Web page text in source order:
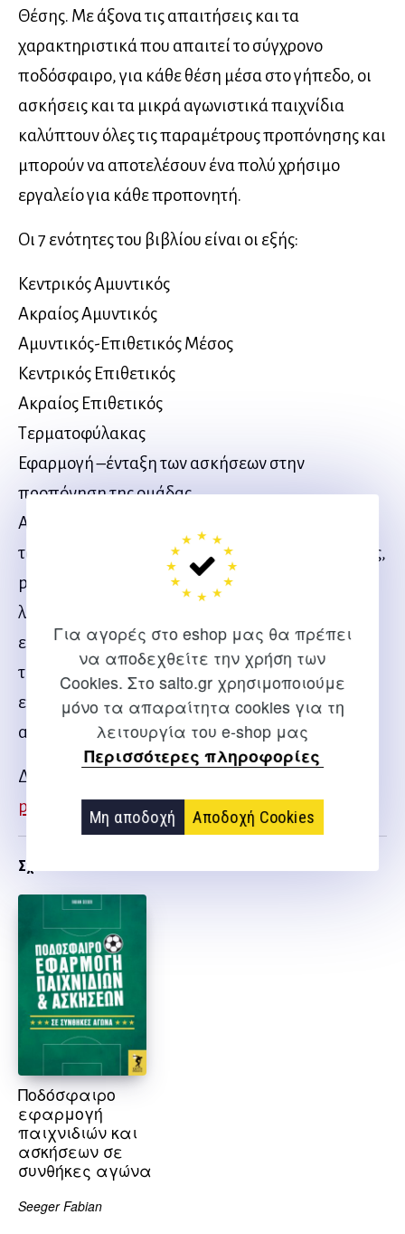
Για αγορές στο eshop μας θα πρέπει
να αποδεχθείτε την χρήση των
Cookies. Στο salto.gr χρησιμοποιούμε
μόνο τα απαραίτητα cookies για τη
λειτουργία του e-shop μας
Περισσότερες πληροφορίες
Μη αποδοχή Αποδοχή Cookies
Θέσης. Με άξονα τις απαιτήσεις και τα
χαρακτηριστικά που απαιτεί το σύγχρονο
ποδόσφαιρο, για κάθε θέση μέσα στο γήπεδο, οι
ασκήσεις και τα μικρά αγωνιστικά παιχνίδια
καλύπτουν όλες τις παραμέτρους προπόνησης και
μπορούν να αποτελέσουν ένα πολύ χρήσιμο
εργαλείο για κάθε προπονητή.
Οι 7 ενότητες του βιβλίου είναι οι εξής:
Κεντρικός Αμυντικός
Ακραίος Αμυντικός
Αμυντικός-Επιθετικός Μέσος
Κεντρικός Επιθετικός
Ακραίος Επιθετικός
Τερματοφύλακας
Εφαρμογή –ένταξη των ασκήσεων στην
προπόνηση της ομάδας.
Απευθύνεται σε προπονητές ποδοσφαίρου όλων
των ηλικιών, συνεργάτες προπονητών, γυμναστές,
personal trainers, οι οποίοι εστιάζουν στη
λεπτομέρεια, την ατομικότητα και την
εξατομικευμένη προπόνηση βελτίωσης, είτε για
τη δημιουργία ενός ποδοσφαιριστή υψηλού
επιπέδου είτε για τη βελτίωση της ομάδας, μέσα
από την ατομικότητα του κάθε ποδοσφαιριστή.
Δείτε δείγμα του βιβλίου
podosfero
Σχετικα
Ποδόσφαιρο
εφαρμογή
παιχνιδιών και
ασκήσεων σε
συνθήκες αγώνα
Seeger Fabian